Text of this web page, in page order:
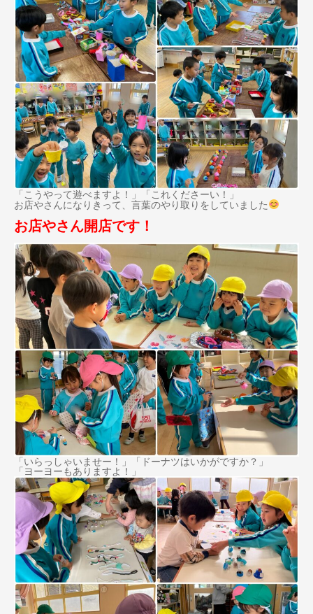
「こうやって遊べますよ！」「これくださーい！」
お店やさんになりきって、言葉のやり取りをしていました
お店やさん開店です！
「いらっしゃいませー！」「ドーナツはいかがですか？」
「ヨーヨーもありますよ！」